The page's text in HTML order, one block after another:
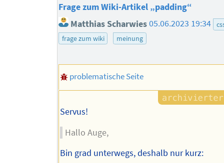
Frage zum Wiki-Artikel „padding“
Matthias Scharwies05.06.2023 19:34
frage zum wiki
meinung
problematische Seite
Servus!
Hallo Auge,
Bin grad unterwegs, deshalb nur kurz: